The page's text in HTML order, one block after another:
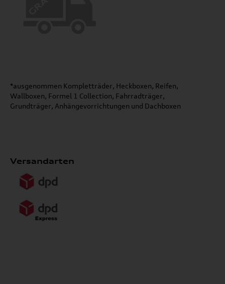
*ausgenommen Kompletträder, Heckboxen, Reifen,
Wallboxen, Formel 1 Collection, Fahrradträger,
Grundträger, Anhängevorrichtungen und Dachboxen
Versandarten